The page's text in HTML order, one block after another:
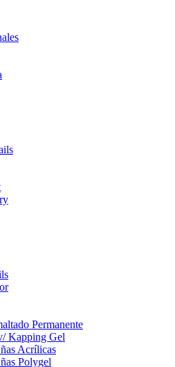
Permanente
Kapping Gel
Acrílicas
Polygel